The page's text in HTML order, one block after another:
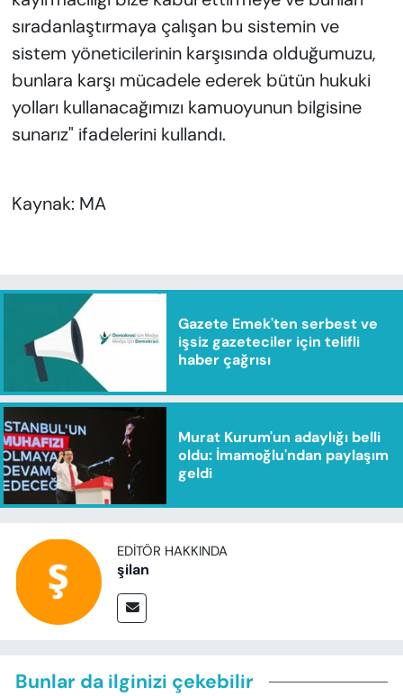
sıradanlaştırmaya çalışan bu sistemin ve
sistem yöneticilerinin karşısında olduğumuzu,
bunlara karşı mücadele ederek bütün hukuki
yolları kullanacağımızı kamuoyunun bilgisine
sunarız" ifadelerini kullandı.
Kaynak: MA
Gazete Emek'ten serbest ve
işsiz gazeteciler için telifli
haber çağrısı
Murat Kurum'un adaylığı belli
oldu: İmamoğlu'ndan paylaşım
geldi
EDITÖR HAKKINDA
şilan
Bunlar da ilginizi çekebilir